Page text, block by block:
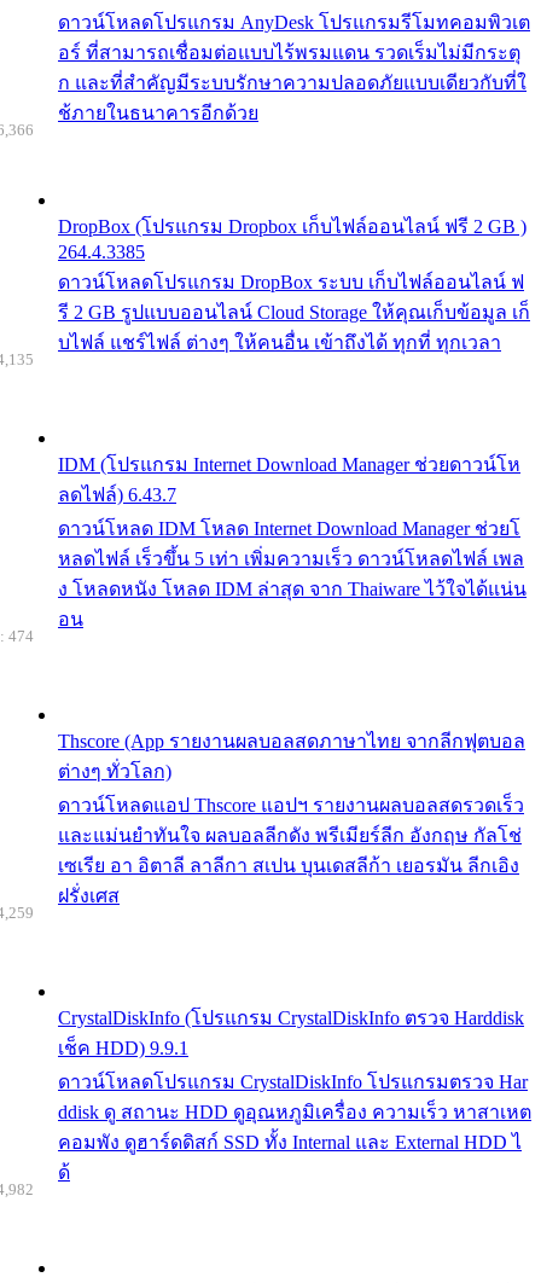
ดาวน์โหลดโปรแกรม AnyDesk โปรแกรมรีโมทคอมพิวเต
อร์ ที่สามารถเชื่อมต่อแบบไร้พรมแดน รวดเร็มไม่มีกระตุ
ก และที่สำคัญมีระบบรักษาความปลอดภัยแบบเดียวกับที่ใ
ช้ภายในธนาคารอีกด้วย
DropBox (โปรแกรม Dropbox เก็บไฟล์ออนไลน์ ฟรี 2 GB )
264.4.3385
ดาวน์โหลดโปรแกรม DropBox ระบบ เก็บไฟล์ออนไลน์ ฟ
รี 2 GB รูปแบบออนไลน์ Cloud Storage ให้คุณเก็บข้อมูล เก็
บไฟล์ แชร์ไฟล์ ต่างๆ ให้คนอื่น เข้าถึงได้ ทุกที่ ทุกเวลา
IDM (โปรแกรม Internet Download Manager ช่วยดาวน์โห
ลดไฟล์) 6.43.7
ดาวน์โหลด IDM โหลด Internet Download Manager ช่วยโ
หลดไฟล์ เร็วขึ้น 5 เท่า เพิ่มความเร็ว ดาวน์โหลดไฟล์ เพล
ง โหลดหนัง โหลด IDM ล่าสุด จาก Thaiware ไว้ใจได้แน่น
อน
Thscore (App รายงานผลบอลสดภาษาไทย จากลีกฟุตบอล
ต่างๆ ทั่วโลก)
ดาวน์โหลดแอป Thscore แอปฯ รายงานผลบอลสดรวดเร็ว
และแม่นยำทันใจ ผลบอลลีกดัง พรีเมียร์ลีก อังกฤษ กัลโช่
เซเรีย อา อิตาลี ลาลีกา สเปน บุนเดสลีก้า เยอรมัน ลีกเอิง
ฝรั่งเศส
474
CrystalDiskInfo (โปรแกรม CrystalDiskInfo ตรวจ Harddisk
เช็ค HDD) 9.9.1
ดาวน์โหลดโปรแกรม CrystalDiskInfo โปรแกรมตรวจ Har
ddisk ดู สถานะ HDD ดูอุณหภูมิเครื่อง ความเร็ว หาสาเหต
คอมพัง ดูฮาร์ดดิสก์ SSD ทั้ง Internal และ External HDD ไ
ด้